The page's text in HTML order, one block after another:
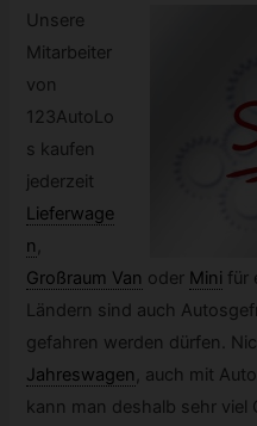
Unsere
Mitarbeiter
von
123AutoLo
s kaufen
jederzeit
Lieferwage
n ,
Großraum Van oder Mini für
Ländern sind auch
gefahren werden dürfen.
Jahreswagen , auch mit
kann man deshalb sehr viel